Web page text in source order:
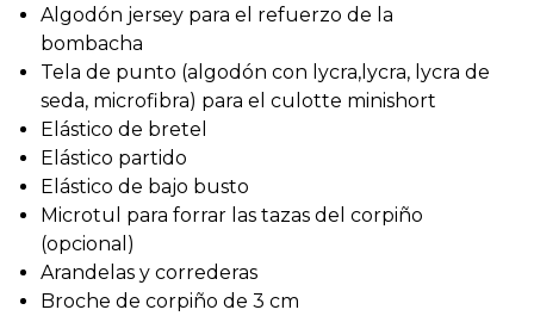
Algodón jersey para el refuerzo de la
bombacha
Tela de punto (algodón con lycra,lycra, lycra de
seda, microfibra) para el culotte minishort
Elástico de bretel
Elástico partido
Elástico de bajo busto
Microtul para forrar las tazas del corpiño
(opcional)
Arandelas y correderas
Broche de corpiño de 3 cm